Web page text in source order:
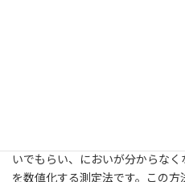
いでもらい、においが分からな
を数値化する測定法です。この